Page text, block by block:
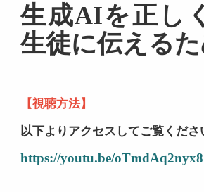
生成AIを正し
生徒に伝える
【視聴方法】
以下よりアクセスしてご覧くださ
https://youtu.be/oTmdAq2nyx8